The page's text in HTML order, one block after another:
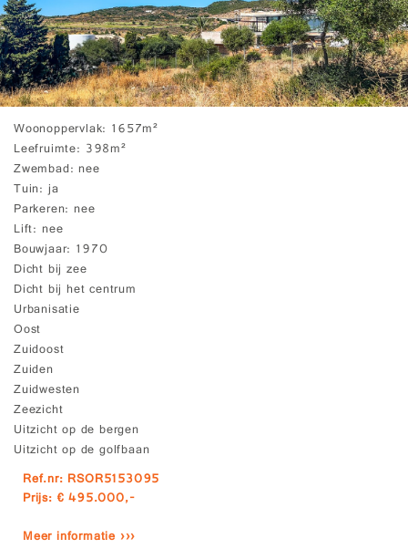
Woonoppervlak 1657m²
Leefruimte 398m²
Zwembad nee
Tuin ja
Parkeren nee
Lift nee
Bouwjaar 1970
Dicht bij zee
Dicht bij het centrum
Urbanisatie
Oost
Zuidoost
Zuiden
Zuidwesten
Zeezicht
Uitzicht op de bergen
Uitzicht op de golfbaan
Ref.nr: RSOR5153095
Prijs: € 495.000,-
Meer informatie ›››